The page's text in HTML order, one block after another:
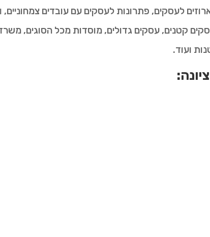
לעסקים, פתרונות לעסקים עם עובדים צמחוניים,
קטנים, עסקים גדולים, מוסדות מכל הסוגים,
ועוד.